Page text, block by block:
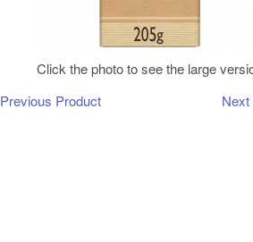
Click the photo to see the large
Previous Product